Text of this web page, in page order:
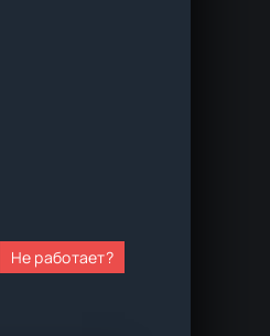
Не работает?